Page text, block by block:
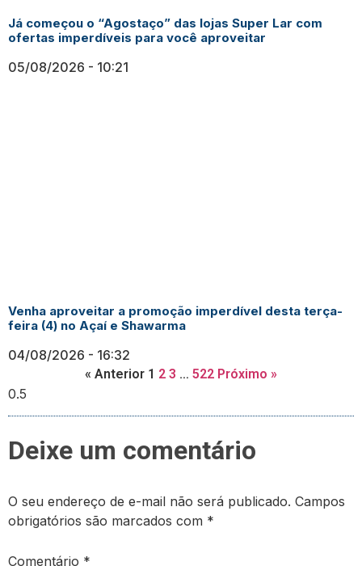
Já começou o “Agostaço” das lojas Super Lar com
ofertas imperdíveis para você aproveitar
05/08/2026 10:21
Venha aproveitar a promoção imperdível desta terça-
feira (4) no Açaí e Shawarma
04/08/2026 16:32
« Anterior 1 2 3 … 522 Próximo »
Deixe um comentário
O seu endereço de e-mail não será publicado. Campos
obrigatórios são marcados com *
Comentário *